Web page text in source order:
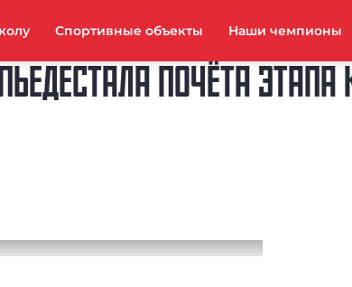
Спортивные объекты Наши чемпионы
ПОЧЁТА ЭТАПА